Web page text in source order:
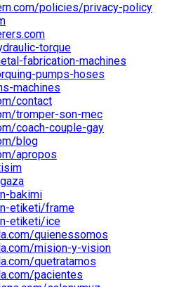
policies/privacy-policy
torque
fabrication-machines
pumps-hoses
machines
contact
tromper-son-mec
coach-couple-gay
blog
apropos
bakimi
etiketi/frame
etiketi/ice
quienessomos
mision-y-vision
quetratamos
pacientes